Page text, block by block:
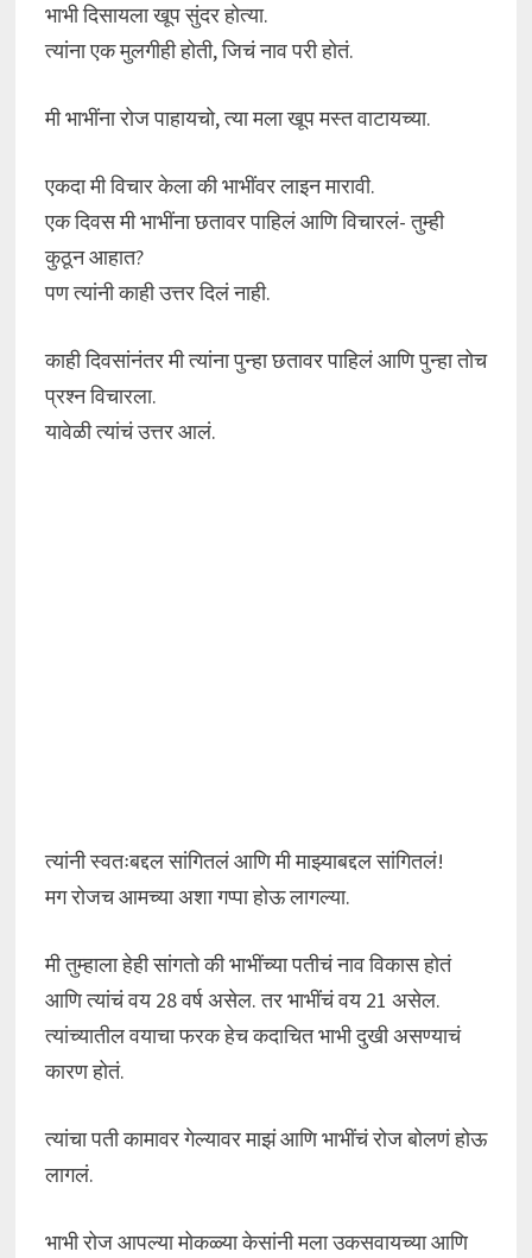
भाभी दिसायला खूप सुंदर होत्या.
त्यांना एक मुलगीही होती, जिचं नाव परी होतं.
मी भाभींना रोज पाहायचो, त्या मला खूप मस्त वाटायच्या.
एकदा मी विचार केला की भाभींवर लाइन मारावी.
एक दिवस मी भाभींना छतावर पाहिलं आणि विचारलं- तुम्ही
कुठून आहात?
पण त्यांनी काही उत्तर दिलं नाही.
काही दिवसांनंतर मी त्यांना पुन्हा छतावर पाहिलं आणि पुन्हा तोच
प्रश्न विचारला.
यावेळी त्यांचं उत्तर आलं.
त्यांनी स्वतःबद्दल सांगितलं आणि मी माझ्याबद्दल सांगितलं!
मग रोजच आमच्या अशा गप्पा होऊ लागल्या.
मी तुम्हाला हेही सांगतो की भाभींच्या पतीचं नाव विकास होतं
आणि त्यांचं वय 28 वर्ष असेल. तर भाभींचं वय 21 असेल.
त्यांच्यातील वयाचा फरक हेच कदाचित भाभी दुखी असण्याचं
कारण होतं.
त्यांचा पती कामावर गेल्यावर माझं आणि भाभींचं रोज बोलणं होऊ
लागलं.
भाभी रोज आपल्या मोकळ्या केसांनी मला उकसवायच्या आणि